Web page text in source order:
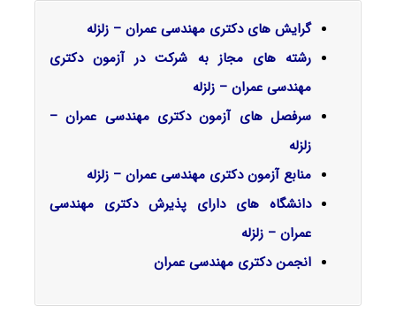
گرایش‌ های دکتری مهندسی عمران – زلزله
رشته های مجاز به شرکت در آزمون دکتری
مهندسی عمران – زلزله
سرفصل‌ های آزمون دکتری مهندسی عمران –
زلزله
منابع آزمون دکتری مهندسی عمران – زلزله
دانشگاه های دارای پذیرش دکتری مهندسی
عمران – زلزله
انجمن دکتری مهندسی عمران